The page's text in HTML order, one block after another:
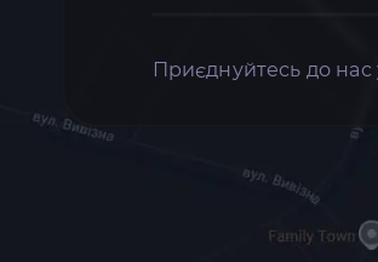
Приєднуйтесь до нас